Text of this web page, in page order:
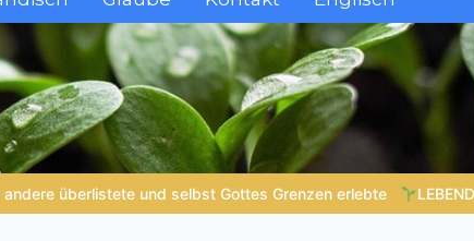
GLAUBENSLEBEN | Lektion 6.Geistliche Gaben |